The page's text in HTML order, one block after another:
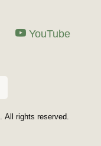
YouTube
. All rights reserved.